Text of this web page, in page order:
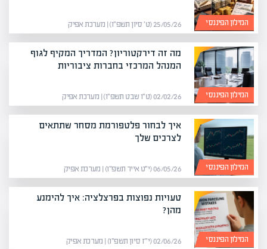
המילון הפיננסי 25/05/26 (ט׳ סיון תשפ״ו) | מערכת אפיק
המילון הפיננסי
מה זה דירקטוריון? המדריך המקיף לגוף
המנהל המרכזי בחברות ציבוריות
02/02/26 (ט״ו שבט תשפ״ו) | מערכת אפיק
המילון הפיננסי
איך לבחור פלטפורמת מסחר שתתאים
לצרכים שלך
06/05/26 (י״ט אייר תשפ״ו) | מערכת אפיק
המילון הפיננסי
טעויות נפוצות בפרצלציה: איך להימנע
מהן?
02/06/26 (י״ז סיון תשפ״ו) | מערכת אפיק